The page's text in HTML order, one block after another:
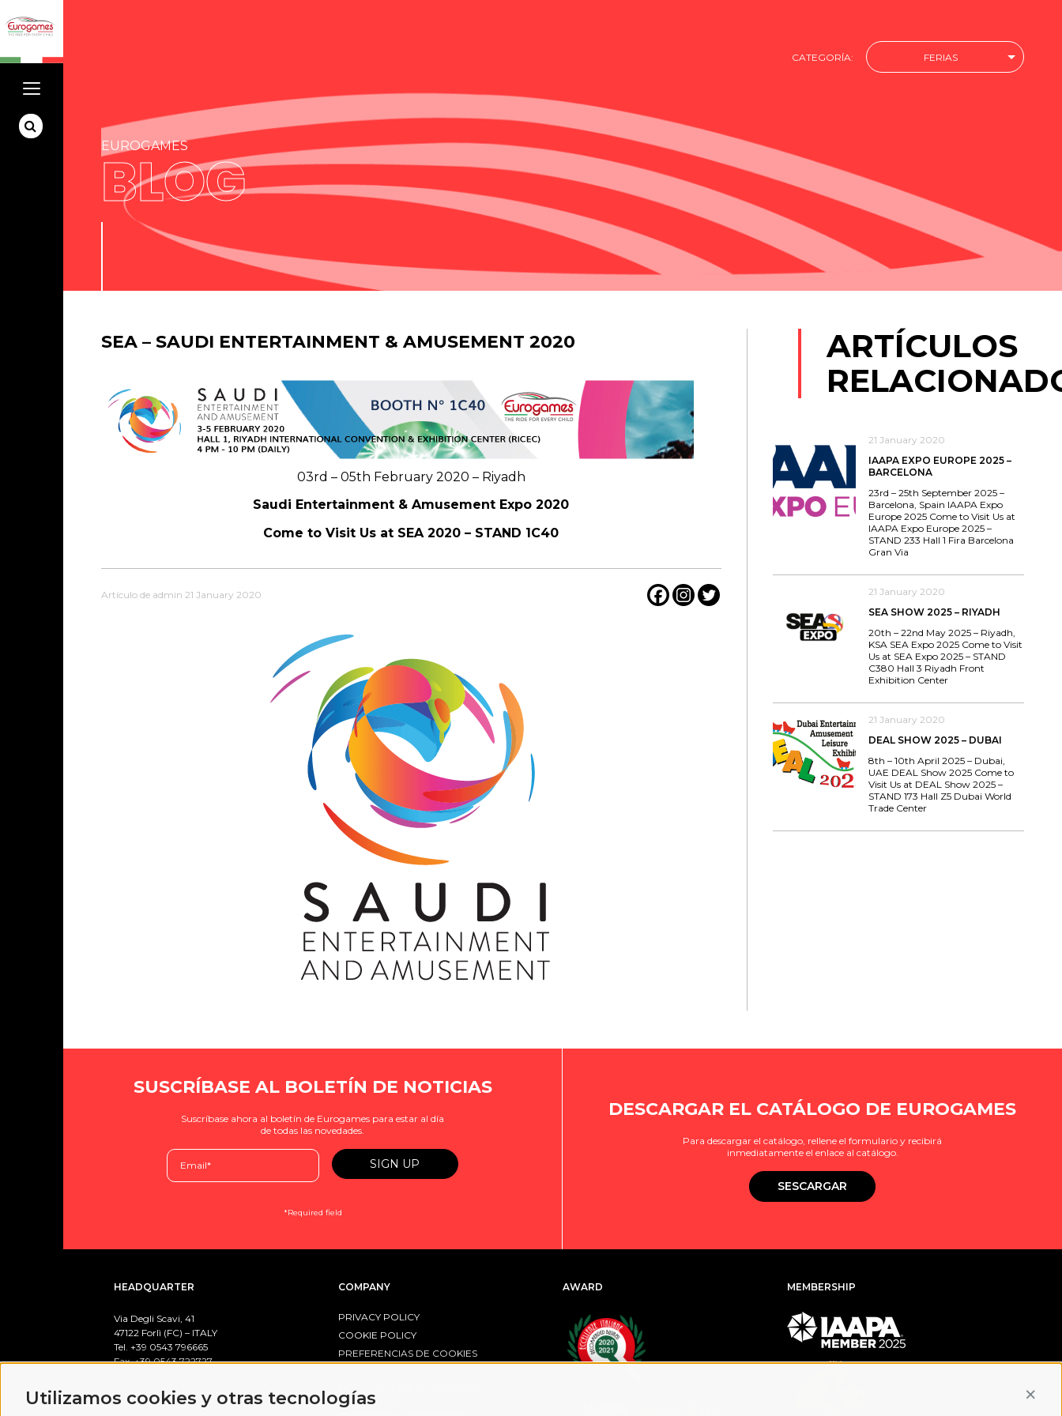
Utilizamos cookies y otras tecnologías
CATEGORÍA: FERIAS
EUROGAMES
BLOG
SEA – SAUDI ENTERTAINMENT & AMUSEMENT 2020
03rd – 05th February 2020 – Riyadh
Saudi Entertainment & Amusement Expo 2020
Come to Visit Us at SEA 2020 – STAND 1C40
Artículo de admin 21 January 2020
ARTÍCULOS
21 January 2020
IAAPA EXPO EUROPE 2025 –
BARCELONA
23rd – 25th September 2025 –
Barcelona, Spain IAAPA Expo
Europe 2025 Come to Visit Us at
IAAPA Expo Europe 2025 –
STAND 233 Hall 1 Fira Barcelona
Gran Via
21 January 2020
SEA SHOW 2025 – RIYADH
20th – 22nd May 2025 – Riyadh,
KSA SEA Expo 2025 Come to Visit
Us at SEA Expo 2025 – STAND
C380 Hall 3 Riyadh Front
Exhibition Center
21 January 2020
DEAL SHOW 2025 – DUBAI
8th – 10th April 2025 – Dubai,
UAE DEAL Show 2025 Come to
Visit Us at DEAL Show 2025 –
STAND 173 Hall Z5 Dubai World
Trade Center
SUSCRÍBASE AL BOLETÍN DE NOTICIAS
Suscríbase ahora al boletín de Eurogames para estar al día
de todas las novedades.
*Required field
DESCARGAR EL CATÁLOGO DE EUROGAMES
Para descargar el catálogo, rellene el formulario y recibirá
inmediatamente el enlace al catálogo.
SESCARGAR
HEADQUARTER
Via Degli Scavi, 41
47122 Forlì (FC) – ITALY
Tel. +39 0543 796665
Fax. +39 0543 722727
COMPANY
PRIVACY POLICY
COOKIE POLICY
PREFERENCIAS DE COOKIES
POR FESR EMILIA-ROMAGNA
AWARD MEMBERSHIP